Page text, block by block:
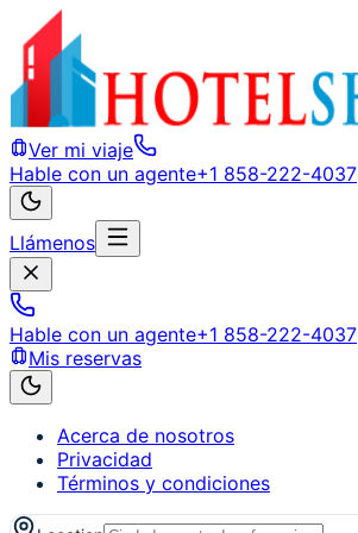
Ver mi viaje
Hable con un agente+1 858-222-4037
Llámenos
Hable con un agente+1 858-222-4037
Mis reservas
Acerca de nosotros
Privacidad
Términos y condiciones